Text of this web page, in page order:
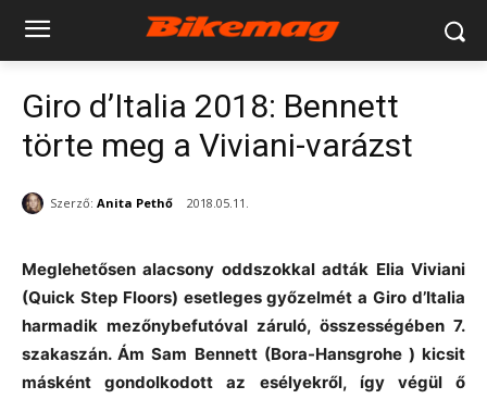
Giro d’Italia 2018: Bennett
törte meg a Viviani-varázst
Szerző: Anita Pethő 2018.05.11.
Meglehetősen alacsony oddszokkal adták Elia Viviani
(Quick Step Floors) esetleges győzelmét a Giro d’Italia
harmadik mezőnybefutóval záruló, összességében 7.
szakaszán. Ám Sam Bennett (Bora-Hansgrohe ) kicsit
másként gondolkodott az esélyekről, így végül ő